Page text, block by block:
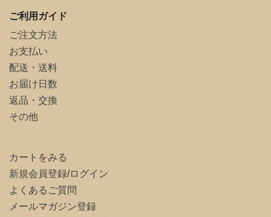
ご利用ガイド
ご注文方法
お支払い
配送・送料
お届け日数
返品・交換
その他
カートをみる
新規会員登録/ログイン
よくあるご質問
メールマガジン登録